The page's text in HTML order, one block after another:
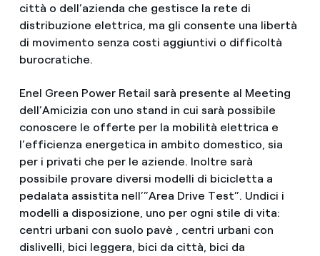
città o dell’azienda che gestisce la rete di
distribuzione elettrica, ma gli consente una libertà
di movimento senza costi aggiuntivi o difficoltà
burocratiche.
Enel Green Power Retail sarà presente al Meeting
dell’Amicizia con uno stand in cui sarà possibile
conoscere le offerte per la mobilità elettrica e
l’efficienza energetica in ambito domestico, sia
per i privati che per le aziende. Inoltre sarà
possibile provare diversi modelli di bicicletta a
pedalata assistita nell’”Area Drive Test”. Undici i
modelli a disposizione, uno per ogni stile di vita:
centri urbani con suolo pavè , centri urbani con
dislivelli, bici leggera, bici da città, bici da